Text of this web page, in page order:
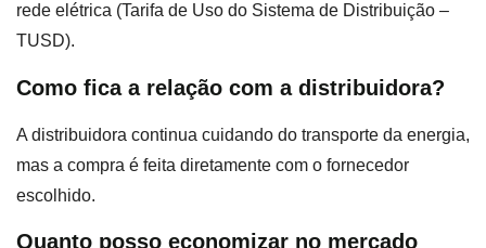
rede elétrica (Tarifa de Uso do Sistema de Distribuição –
TUSD).
Como fica a relação com a distribuidora?
A distribuidora continua cuidando do transporte da energia,
mas a compra é feita diretamente com o fornecedor
escolhido.
Quanto posso economizar no mercado